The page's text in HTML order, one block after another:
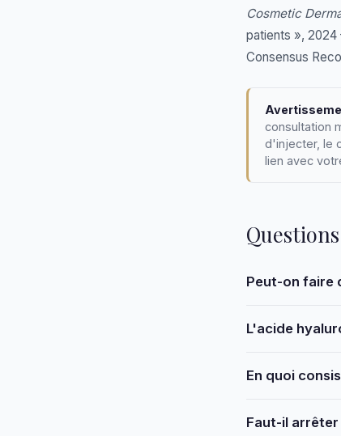
Cosmetic
patients »,
Consensus
consultation
d'injecter, le
lien avec
Peut-on faire
L'acide
En quoi
Faut-il